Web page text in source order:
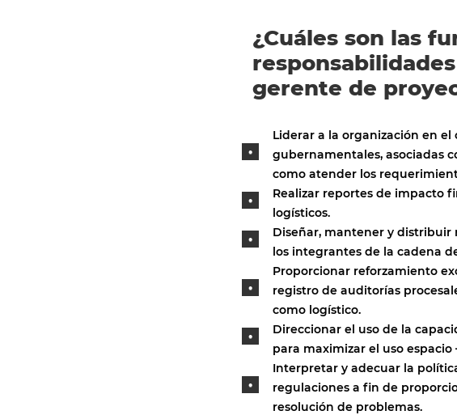
¿Cuáles son las
gerente de
Liderar a la organización en
gubernamentales, asociadas
como atender los
Realizar reportes de impacto
logísticos.
Diseñar, mantener y distribuir
los integrantes de la cadena
Proporcionar reforzamiento
registro de auditorías
como logístico.
Direccionar el uso de la
para maximizar el uso espacio
Interpretar y adecuar la
regulaciones a fin de
resolución de problemas.